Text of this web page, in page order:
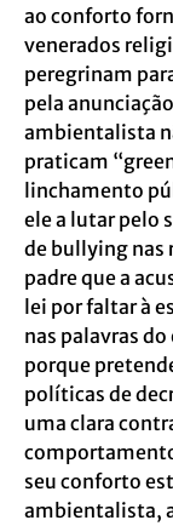
ao conforto
venerados
peregrinam
pela
ambientalista
praticam
linchamento
ele a lutar pelo
de bullying nas
padre que a
lei por faltar à
nas palavras
porque
políticas de
uma clara
seu conforto
ambientalista,